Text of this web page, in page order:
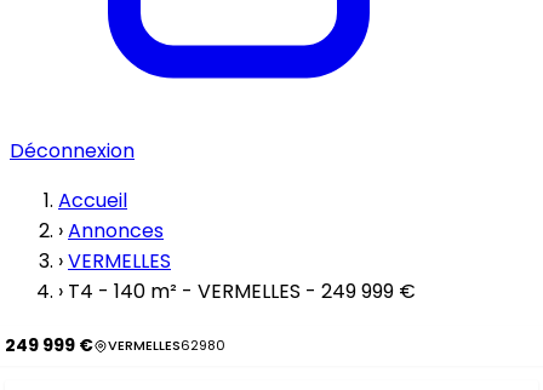
Déconnexion
Accueil
›Annonces
›VERMELLES
› T4 - 140 m² - VERMELLES - 249 999 €
249 999 € VERMELLES62980